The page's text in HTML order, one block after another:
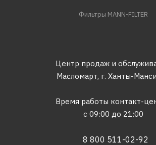
Фильтры MANN-FILTER
Центр продаж и
Масломарт, г. Ханты-
Время работы контакт-
с 09:00 до 21:00
8 800 511-02-92